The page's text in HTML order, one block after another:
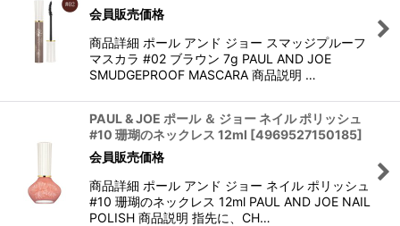
会員販売価格
商品詳細 ポール アンド ジョー スマッジプルーフ
マスカラ #02 ブラウン 7g PAUL AND JOE
SMUDGEPROOF MASCARA 商品説明 …
PAUL & JOE ポール ＆ ジョー ネイル ポリッシュ
#10 珊瑚のネックレス 12ml [4969527150185]
会員販売価格
商品詳細 ポール アンド ジョー ネイル ポリッシュ
#10 珊瑚のネックレス 12ml PAUL AND JOE NAIL
POLISH 商品説明 指先に、CH…